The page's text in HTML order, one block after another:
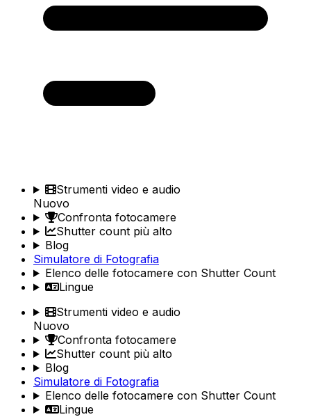
Strumenti video e audio
Nuovo
Confronta fotocamere
Shutter count più alto
Blog
Simulatore di Fotografia
Elenco delle fotocamere con Shutter Count
Lingue
Strumenti video e audio
Nuovo
Confronta fotocamere
Shutter count più alto
Blog
Simulatore di Fotografia
Elenco delle fotocamere con Shutter Count
Lingue